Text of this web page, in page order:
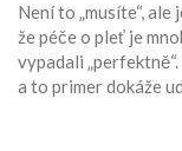
Není to „musíte“,
že péče o pleť je
vypadali
a to primer dokáže